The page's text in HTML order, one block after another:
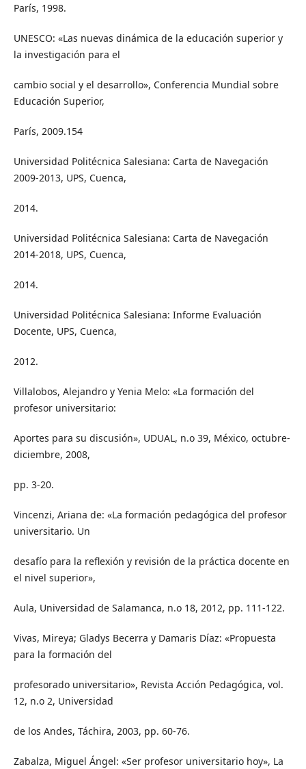
París, 1998.
UNESCO: «Las nuevas dinámica de la educación superior y
la investigación para el
cambio social y el desarrollo», Conferencia Mundial sobre
Educación Superior,
París, 2009.154
Universidad Politécnica Salesiana: Carta de Navegación
2009-2013, UPS, Cuenca,
2014.
Universidad Politécnica Salesiana: Carta de Navegación
2014-2018, UPS, Cuenca,
2014.
Universidad Politécnica Salesiana: Informe Evaluación
Docente, UPS, Cuenca,
2012.
Villalobos, Alejandro y Yenia Melo: «La formación del
profesor universitario:
Aportes para su discusión», UDUAL, n.o 39, México, octubre-
diciembre, 2008,
pp. 3-20.
Vincenzi, Ariana de: «La formación pedagógica del profesor
universitario. Un
desafío para la reflexión y revisión de la práctica docente en
el nivel superior»,
Aula, Universidad de Salamanca, n.o 18, 2012, pp. 111-122.
Vivas, Mireya; Gladys Becerra y Damaris Díaz: «Propuesta
para la formación del
profesorado universitario», Revista Acción Pedagógica, vol.
12, n.o 2, Universidad
de los Andes, Táchira, 2003, pp. 60-76.
Zabalza, Miguel Ángel: «Ser profesor universitario hoy», La